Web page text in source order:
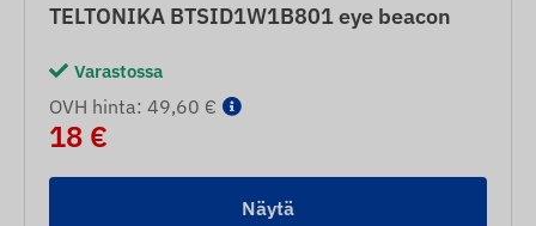
TELTONIKA BTSID1W1B801 eye beacon
Varastossa
OVH hinta: 49,60 €
18 €
Näytä